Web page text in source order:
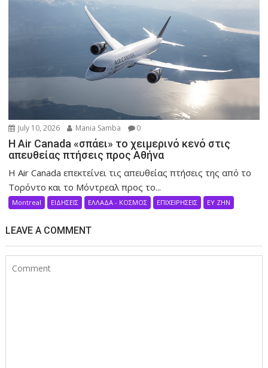
July 10, 2026 Mania Samba 0
Η Air Canada «σπάει» το χειμερινό κενό στις
απευθείας πτήσεις προς Αθήνα
Η Air Canada επεκτείνει τις απευθείας πτήσεις της από το
Τορόντο και το Μόντρεαλ προς το...
Montreal ΕΙΔΗΣΕΙΣ ΕΛΛΑΔΑ - ΚΟΣΜΟΣ ΕΠΙΧΕΙΡΗΣΕΙΣ ΕΥ ΖΗΝ
LEAVE A COMMENT